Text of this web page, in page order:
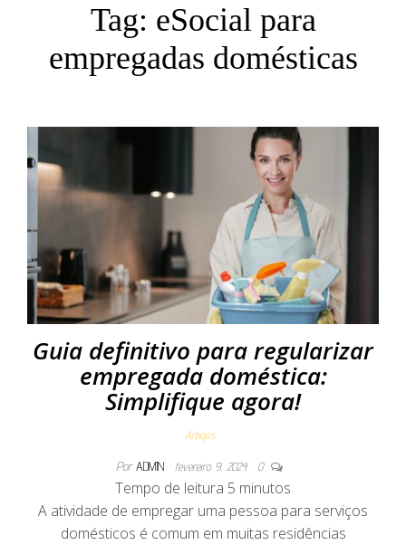
Tag: eSocial para
empregadas domésticas
Guia definitivo para regularizar
empregada doméstica:
Simplifique agora!
Artigos
Por ADMIN fevereiro 9, 2024 0
Tempo de leitura 5 minutos
A atividade de empregar uma pessoa para serviços
domésticos é comum em muitas residências